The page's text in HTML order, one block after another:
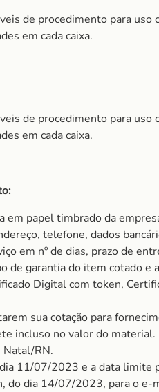
de procedimento para
em cada caixa.
de procedimento para
em cada caixa.
em papel timbrado da
telefone, dados
em nº de dias, prazo de
de garantia do item cotado e
Digital com token,
sua cotação para
incluso no valor do material.
Natal/RN.
11/07/2023 e a data limite
do dia 14/07/2023, para o e-